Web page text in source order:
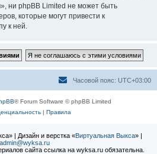
ни phpBB Limited не может быть
которые могут привести к
к ней.
Часовой пояс: UTC+03:00
® Forum Software © phpBB Limited
| Правила
| Дизайн и верстка «Виртуальная Выкса» |
admin@wyksa.ru
сайта ссылка на wyksa.ru обязательна.